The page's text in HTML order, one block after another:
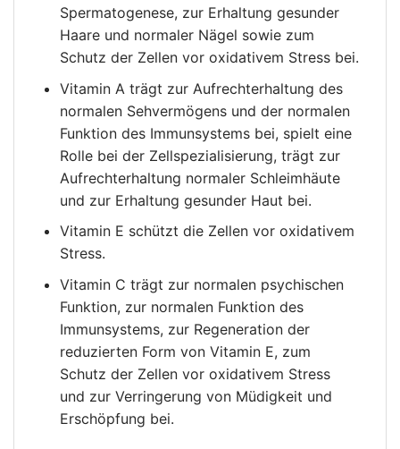
Spermatogenese, zur Erhaltung gesunder
Haare und normaler Nägel sowie zum
Schutz der Zellen vor oxidativem Stress bei.
Vitamin A trägt zur Aufrechterhaltung des
normalen Sehvermögens und der normalen
Funktion des Immunsystems bei, spielt eine
Rolle bei der Zellspezialisierung, trägt zur
Aufrechterhaltung normaler Schleimhäute
und zur Erhaltung gesunder Haut bei.
Vitamin E schützt die Zellen vor oxidativem
Stress.
Vitamin C trägt zur normalen psychischen
Funktion, zur normalen Funktion des
Immunsystems, zur Regeneration der
reduzierten Form von Vitamin E, zum
Schutz der Zellen vor oxidativem Stress
und zur Verringerung von Müdigkeit und
Erschöpfung bei.